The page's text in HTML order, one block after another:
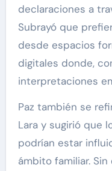
declaraciones a
Subrayó que
desde espacios
digitales donde,
interpretaciones
Paz también se
Lara y sugirió que
podrían estar
ámbito familiar.